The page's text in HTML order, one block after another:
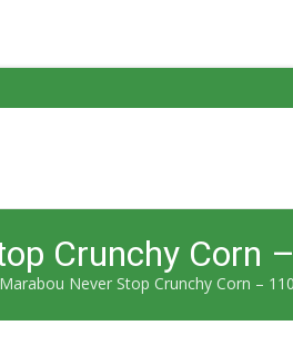
Crunchy Corn
Marabou Never Stop Crunchy Corn –